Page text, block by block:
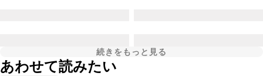
続きをもっと見る
あわせて読みたい